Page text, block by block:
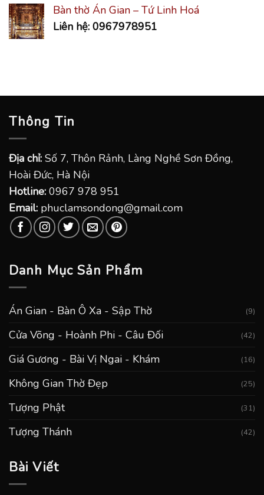
Bàn thờ Án Gian – Tứ Linh Hoá
Liên hệ: 0967978951
Thông Tin
Địa chỉ: Số 7, Thôn Rảnh, Làng Nghề Sơn Đồng,
Hoài Đức, Hà Nội
Hotline: 0967 978 951
Email: phuclamsondong@gmail.com
Danh Mục Sản Phẩm
Án Gian - Bàn Ô Xa - Sập Thờ (9)
Cửa Võng - Hoành Phi - Câu Đối (42)
Giá Gương - Bài Vị Ngai - Khám (16)
Không Gian Thờ Đẹp (25)
Tượng Phật (31)
Tượng Thánh (42)
Bài Viết